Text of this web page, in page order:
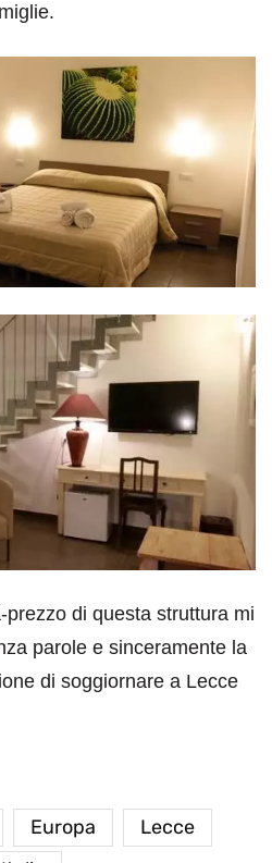
di questa struttura mi
parole e sinceramente la
di soggiornare a Lecce
Europa
Lecce